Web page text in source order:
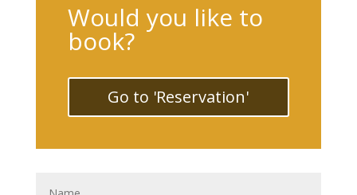
Would you like to
book?
Go to 'Reservation'